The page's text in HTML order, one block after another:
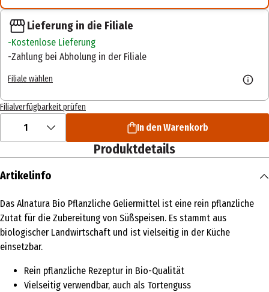
Lieferung in die Filiale
Kostenlose Lieferung
Zahlung bei Abholung in der Filiale
Filiale wählen
Filialverfügbarkeit prüfen
1 In den Warenkorb
Produktdetails
Artikelinfo
Das Alnatura Bio Pflanzliche Geliermittel ist eine rein pflanzliche
Zutat für die Zubereitung von Süßspeisen. Es stammt aus
biologischer Landwirtschaft und ist vielseitig in der Küche
einsetzbar.
Rein pflanzliche Rezeptur in Bio-Qualität
Vielseitig verwendbar, auch als Tortenguss